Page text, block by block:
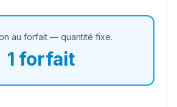
au forfait — quantité fixe.
1 forfait